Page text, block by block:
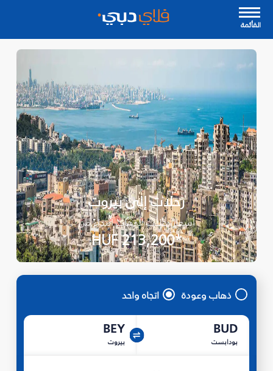
القأئمة
رحلات إلى بيروت
أسعار رحلات الذهاب ابتداءً من
*HUF 213,200
ذهاب وعودة اتجاه واحد
BUD
بودابست
BEY
بيروت